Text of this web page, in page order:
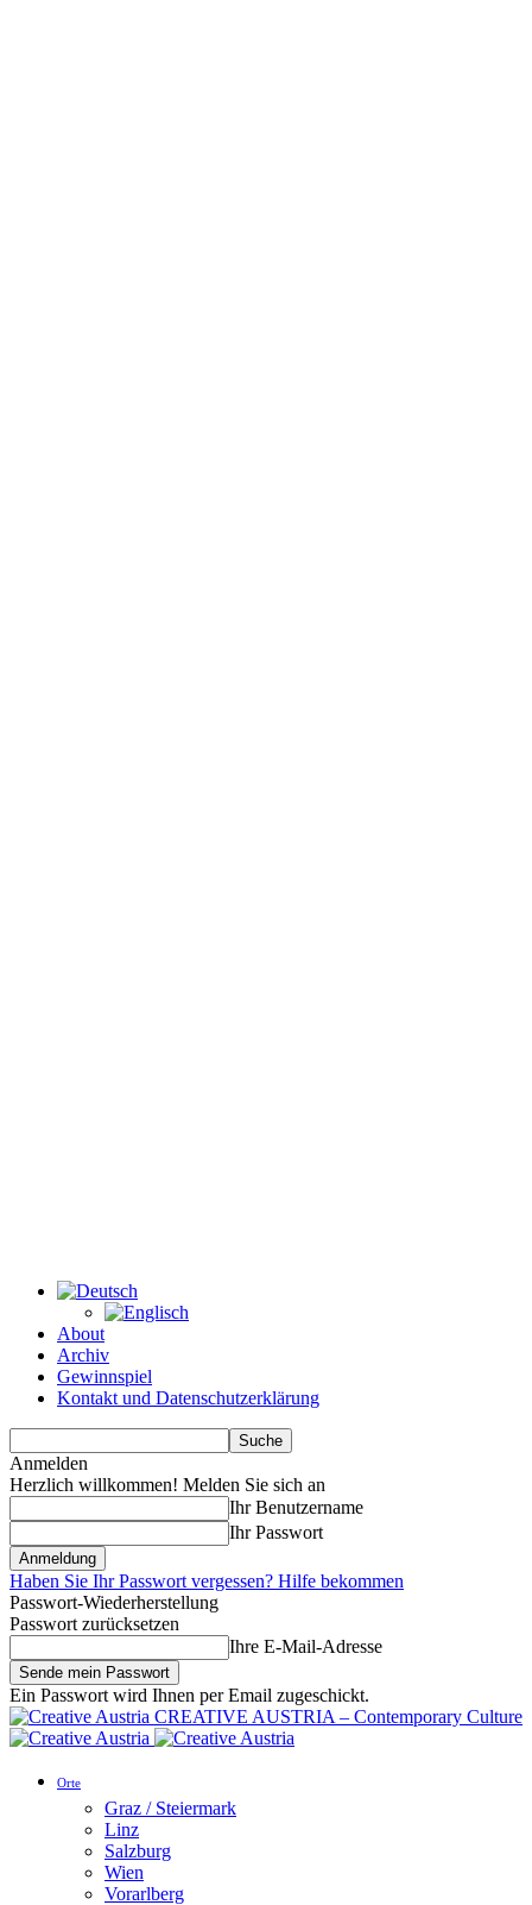
About
Archiv
Gewinnspiel
Kontakt und Datenschutzerklärung
Anmelden
Herzlich willkommen! Melden Sie sich an
Ihr Benutzername
Ihr Passwort
Haben Sie Ihr Passwort vergessen? Hilfe bekommen
Passwort-Wiederherstellung
Passwort zurücksetzen
Ihre E-Mail-Adresse
Ein Passwort wird Ihnen per Email zugeschickt.
CREATIVE AUSTRIA – Contemporary Culture
Orte
Graz / Steiermark
Linz
Salzburg
Wien
Vorarlberg